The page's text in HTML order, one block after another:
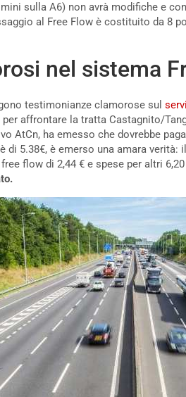
sulla A6) non avrà modifiche e
al Free Flow è costituito da 8
nel sistema
testimonianze clamorose sul
affrontare la tratta Castagnito/
AtCn, ha emesso che dovrebbe
di 5.38€, è emerso una amara
flow di 2,44 € e spese per altri